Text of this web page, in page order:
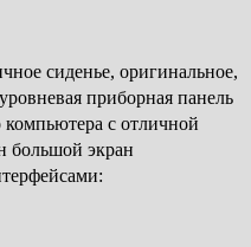
сиденье, оригинальное,
приборная панель
компьютера с отличной
большой экран